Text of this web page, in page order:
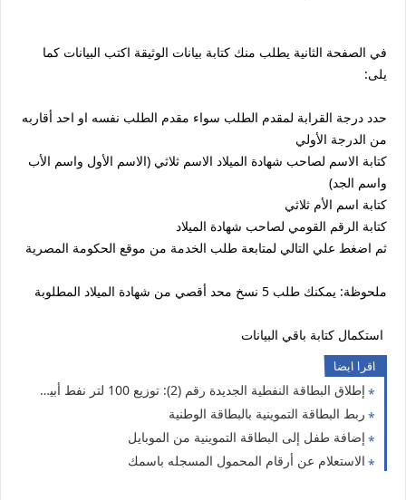
في الصفحة الثانية يطلب منك كتابة بيانات الوثيقة اكتب البيانات كما
يلى:
حدد درجة القرابة لمقدم الطلب سواء مقدم الطلب نفسه او احد أقاربه
من الدرجة الأولي
كتابة الاسم لصاحب شهادة الميلاد الاسم ثلاثي (الاسم الأول واسم الأب
واسم الجد)
كتابة اسم الأم ثلاثي
كتابة الرقم القومي لصاحب شهادة الميلاد
ثم اضغط علي التالي لمتابعة طلب الخدمة من موقع الحكومة المصرية
ملحوظة: يمكنك طلب 5 نسخ محد أقصي من شهادة الميلاد المطلوبة
استكمال كتابة باقي البيانات
اقرا ايضا
إطلاق البطاقة النفطية الجديدة رقم (2): توزيع 100 لتر نفط أبيض لكل عائلة
ربط البطاقة التموينية بالبطاقة الوطنية
إضافة طفل إلى البطاقة التموينية من الموبايل
الاستعلام عن أرقام المحمول المسجله باسمك